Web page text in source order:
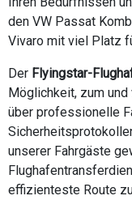
den VW Passat
Vivaro mit viel Platz
Der Flyingstar-
Möglichkeit, zum
über professionelle
unserer Fahrgäste
effizienteste Route